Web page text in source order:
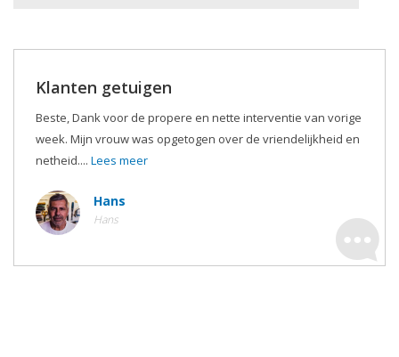
Klanten getuigen
Beste, Dank voor de propere en nette interventie van vorige
week. Mijn vrouw was opgetogen over de vriendelijkheid en
netheid.... Lees meer
Hans
Hans